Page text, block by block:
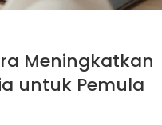
Meningkatkan
untuk Pemula